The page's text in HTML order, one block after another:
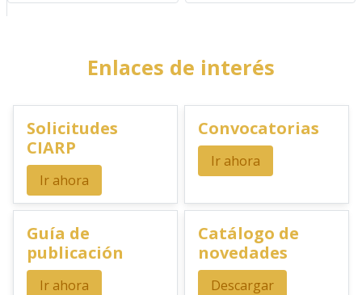
Enlaces de interés
Solicitudes
CIARP
Ir ahora
Convocatorias
Ir ahora
Guía de
publicación
Ir ahora
Catálogo de
novedades
Descargar